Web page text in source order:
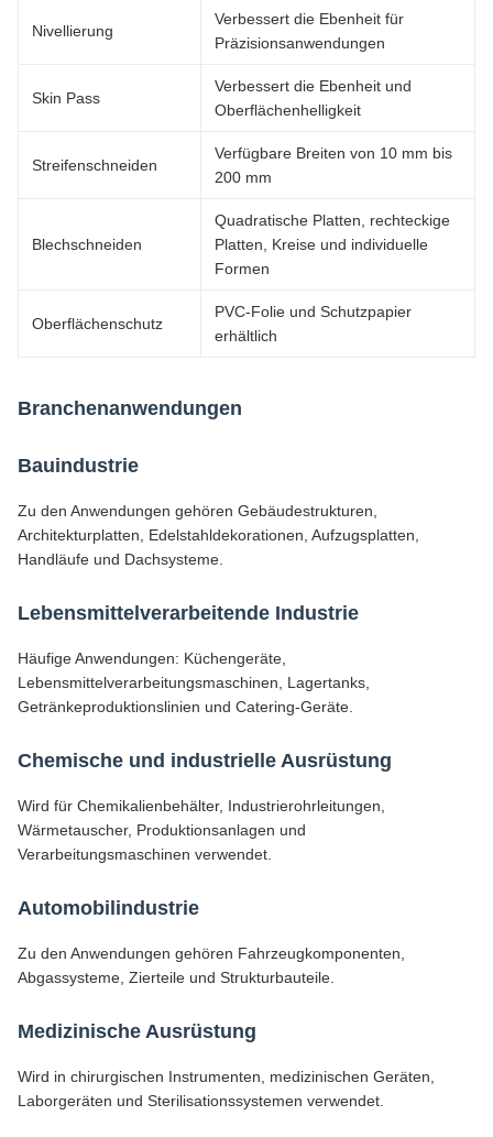
Nivellierung
Verbessert die Ebenheit für
Präzisionsanwendungen
Skin Pass
Verbessert die Ebenheit und
Oberflächenhelligkeit
Streifenschneiden
Verfügbare Breiten von 10 mm bis
200 mm
Blechschneiden
Quadratische Platten, rechteckige
Platten, Kreise und individuelle
Formen
Oberflächenschutz
PVC-Folie und Schutzpapier
erhältlich
Branchenanwendungen
Bauindustrie
Zu den Anwendungen gehören Gebäudestrukturen,
Architekturplatten, Edelstahldekorationen, Aufzugsplatten,
Handläufe und Dachsysteme.
Lebensmittelverarbeitende Industrie
Häufige Anwendungen: Küchengeräte,
Lebensmittelverarbeitungsmaschinen, Lagertanks,
Getränkeproduktionslinien und Catering-Geräte.
Chemische und industrielle Ausrüstung
Wird für Chemikalienbehälter, Industrierohrleitungen,
Wärmetauscher, Produktionsanlagen und
Verarbeitungsmaschinen verwendet.
Automobilindustrie
Zu den Anwendungen gehören Fahrzeugkomponenten,
Abgassysteme, Zierteile und Strukturbauteile.
Medizinische Ausrüstung
Wird in chirurgischen Instrumenten, medizinischen Geräten,
Laborgeräten und Sterilisationssystemen verwendet.